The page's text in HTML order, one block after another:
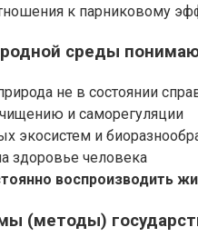
к парниковому
среды
не в состоянии
и саморегуляции
экосистем и
здоровье человека
воспроизводить
(методы)